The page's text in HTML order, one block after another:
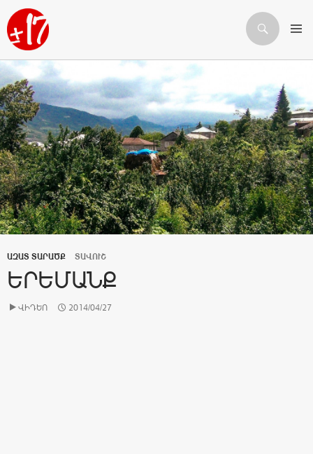
Որոնում
ԱՆՑՆԵԼ ԲՈՎԱՆԴԱԿՈՒԹՅԱՆԸ
ԱԶԱՏ ՏԱՐԱԾՔ ՏԱՎՈՒՇ
ԵՐԵՄԱՆՔ
ՎԻԴԵՈ 2014/04/27